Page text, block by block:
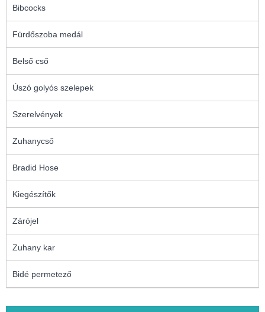
Bibcocks
Fürdőszoba medál
Belső cső
Úszó golyós szelepek
Szerelvények
Zuhanycső
Bradid Hose
Kiegészítők
Zárójel
Zuhany kar
Bidé permetező